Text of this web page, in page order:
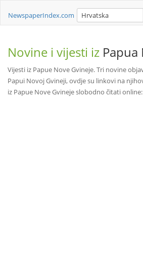
NewspaperIndex.com Hrvatska
Novine i vijesti iz Papua
Vijesti iz Papue Nove Gvineje. Tri novine
Papui Novoj Gvineji, ovdje su linkovi na
iz Papue Nove Gvineje slobodno čitati online: